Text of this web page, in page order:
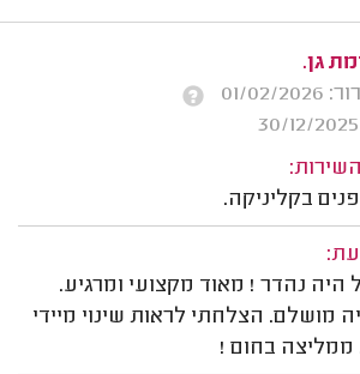
גן.
2026
בקליניקה.
היה נהדר ! מאוד מקצועי ומרגיע.
מושלם. הצלחתי לראות שינוי מיידי
ממליצה בחום !